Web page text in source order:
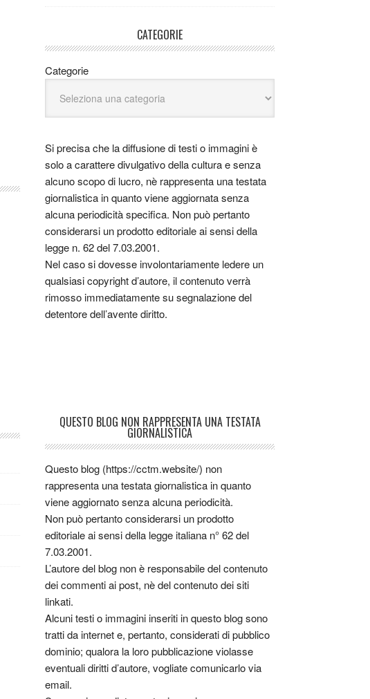
CATEGORIE
Categorie
Si precisa che la diffusione di testi o immagini è
solo a carattere divulgativo della cultura e senza
alcuno scopo di lucro, nè rappresenta una testata
giornalistica in quanto viene aggiornata senza
alcuna periodicità specifica. Non può pertanto
considerarsi un prodotto editoriale ai sensi della
legge n. 62 del 7.03.2001.
Nel caso si dovesse involontariamente ledere un
qualsiasi copyright d’autore, il contenuto verrà
rimosso immediatamente su segnalazione del
detentore dell’avente diritto.
QUESTO BLOG NON RAPPRESENTA UNA TESTATA
GIORNALISTICA
Questo blog (https://cctm.website/) non
rappresenta una testata giornalistica in quanto
viene aggiornato senza alcuna periodicità.
Non può pertanto considerarsi un prodotto
editoriale ai sensi della legge italiana n° 62 del
7.03.2001.
L’autore del blog non è responsabile del contenuto
dei commenti ai post, nè del contenuto dei siti
linkati.
Alcuni testi o immagini inseriti in questo blog sono
tratti da internet e, pertanto, considerati di pubblico
dominio; qualora la loro pubblicazione violasse
eventuali diritti d’autore, vogliate comunicarlo via
email.